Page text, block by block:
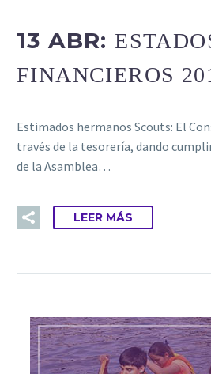
13 ABR:
FINANCIEROS
Estimados hermanos Scouts: El
través de la tesorería, dando
de la Asamblea…
LEER MÁS